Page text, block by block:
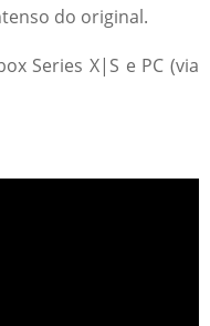
do original.
Series X|S e PC (via